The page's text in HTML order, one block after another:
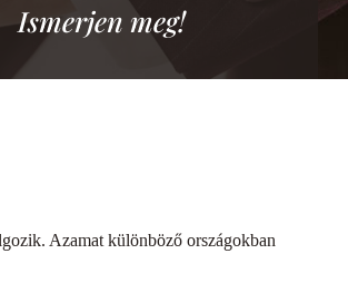
Ismerjen meg!
Azamat különböző országokban